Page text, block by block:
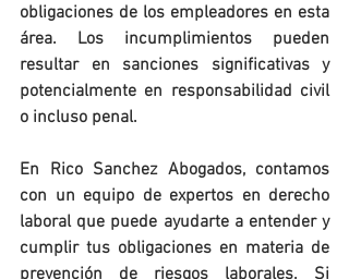
obligaciones de los empleadores en esta
área. Los incumplimientos pueden
resultar en sanciones significativas y
potencialmente en responsabilidad civil
o incluso penal.
En Rico Sanchez Abogados, contamos
con un equipo de expertos en derecho
laboral que puede ayudarte a entender y
cumplir tus obligaciones en materia de